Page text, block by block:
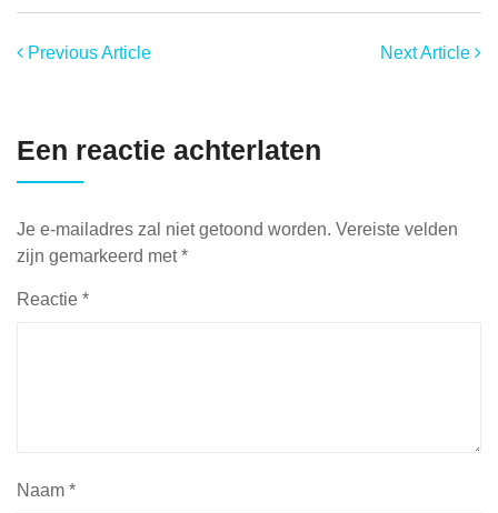
Previous Article Next Article
Een reactie achterlaten
Je e-mailadres zal niet getoond worden. Vereiste velden
zijn gemarkeerd met*
Reactie *
Naam *